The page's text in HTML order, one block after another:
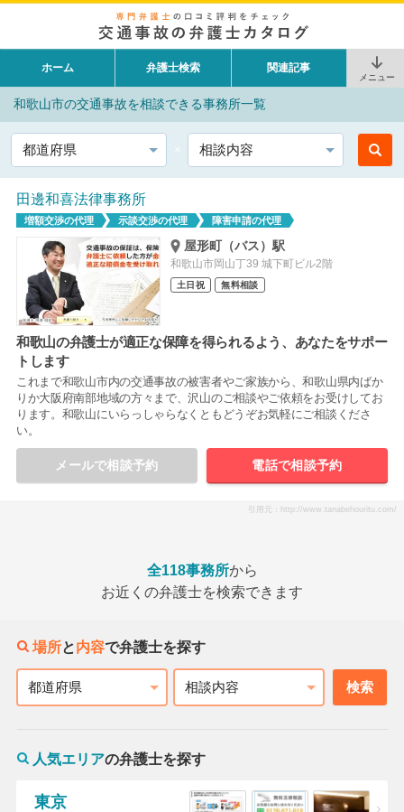
ホーム 弁護士検索 関連記事
メニュー
和歌山市の交通事故を相談できる事務所一覧
都道府県 相談内容
田邊和喜法律事務所
増額交渉の代理 示談交渉の代理 障害申請の代理
屋形町（バス）駅
和歌山市岡山丁39 城下町ビル2階
土日祝 無料相談
和歌山の弁護士が適正な保障を得られるよう、あなたをサポー
トします
これまで和歌山市内の交通事故の被害者やご家族から、和歌山県内ばか
りか大阪府南部地域の方々まで、沢山のご相談やご依頼をお受けしてお
ります。和歌山にいらっしゃらなくともどうぞお気軽にご相談くださ
い。
メールで相談予約 電話で相談予約
引用元：http://www.tanabehouritu.com/
全118事務所から
お近くの弁護士を検索できます
場所と内容で弁護士を探す
都道府県 相談内容 検索
人気エリアの弁護士を探す
東京